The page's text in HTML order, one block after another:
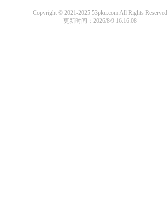
Copyright © 2021-2025 53pku.com All Rights Reserved
更新时间：2026/8/9 16:16:08